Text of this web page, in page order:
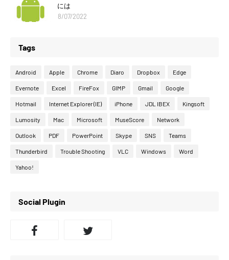
には
8/07/2022
Tags
Android Apple Chrome Diaro Dropbox Edge
Evernote Excel FireFox GIMP Gmail Google
Hotmail Internet Explorer (IE) iPhone JDL IBEX Kingsoft
Lumosity Mac Microsoft MuseScore Network
Outlook PDF PowerPoint Skype SNS Teams
Thunderbird Trouble Shooting VLC Windows Word
Yahoo!
Social Plugin